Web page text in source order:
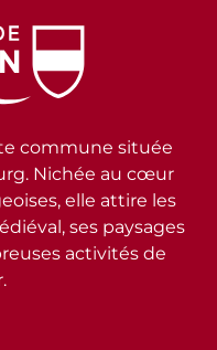
commune située
Nichée au cœur
elle attire les
ses paysages
activités de